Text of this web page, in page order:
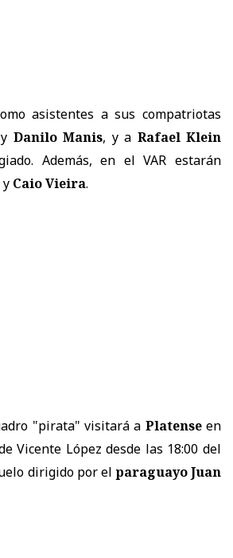
asistentes a sus compatriotas
Danilo Manis, y a Rafael Klein
Además, en el VAR estarán
y Caio Vieira.
"pirata" visitará a Platenseen
Vicente López desde las 18:00 del
dirigido por el paraguayo Juan